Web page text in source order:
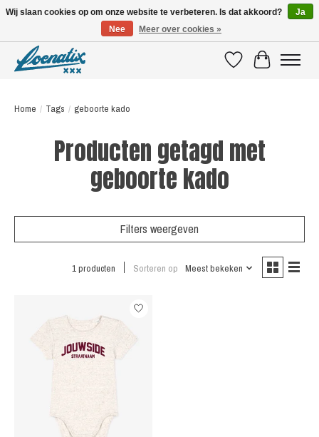
VerlanglijstWinkelwagen
Home / Tags / geboorte kado
Producten getagd met
geboorte kado
Filters weergeven
1 producten Sorteren op Meest bekeken
Wij slaan cookies op om onze website te verbeteren. Is dat akkoord?
Ja
Nee
Meer over cookies »